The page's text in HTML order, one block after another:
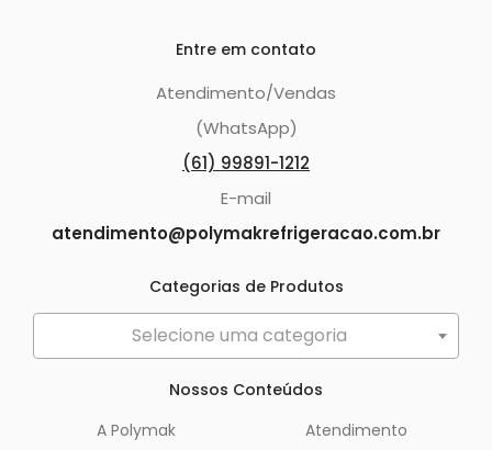
Entre em contato
Atendimento/Vendas
(WhatsApp)
(61) 99891-1212
E-mail
atendimento@polymakrefrigeracao.com.br
Categorias de Produtos
Selecione uma categoria
Nossos Conteúdos
A Polymak
Atendimento